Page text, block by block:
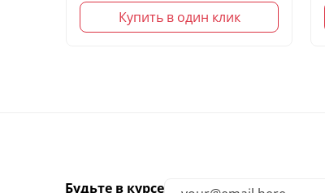
Купить в один клик
Будьте в курсе